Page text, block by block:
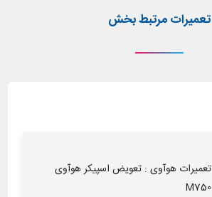
تعمیرات مرتبط بخش
تعمیرات هوآوی : تعویض اسپیکر هوآوی
M750